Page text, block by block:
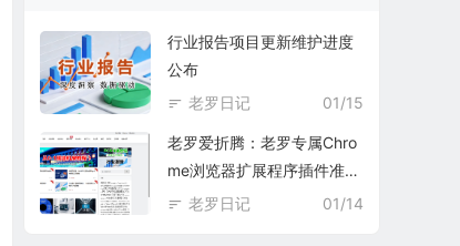
行业报告项目更新维护进度
公布
01/15
老罗日记
老罗爱折腾：老罗专属Chro
me浏览器扩展程序插件准备
中
01/14
老罗日记